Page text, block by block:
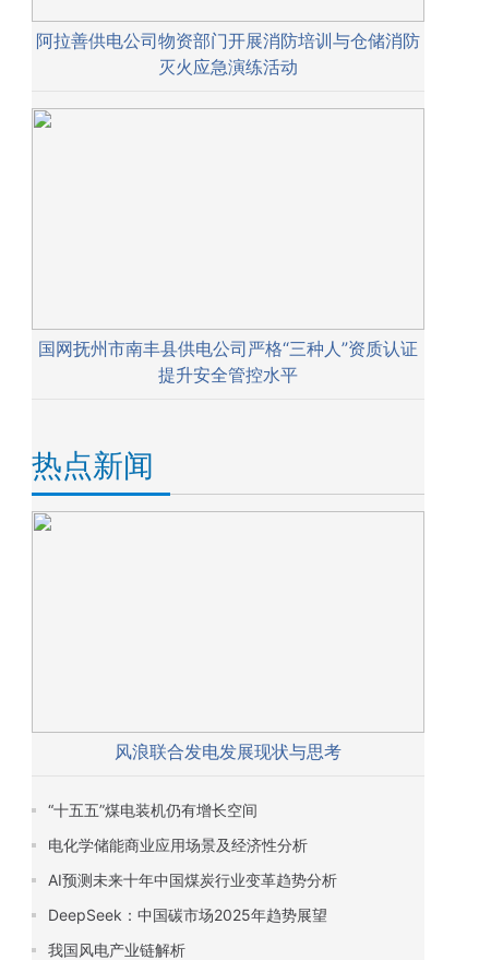
阿拉善供电公司物资部门开展消防培训与仓储消防
灭火应急演练活动
国网抚州市南丰县供电公司严格“三种人”资质认证
提升安全管控水平
热点新闻
风浪联合发电发展现状与思考
“十五五”煤电装机仍有增长空间
电化学储能商业应用场景及经济性分析
AI预测未来十年中国煤炭行业变革趋势分析
DeepSeek：中国碳市场2025年趋势展望
我国风电产业链解析